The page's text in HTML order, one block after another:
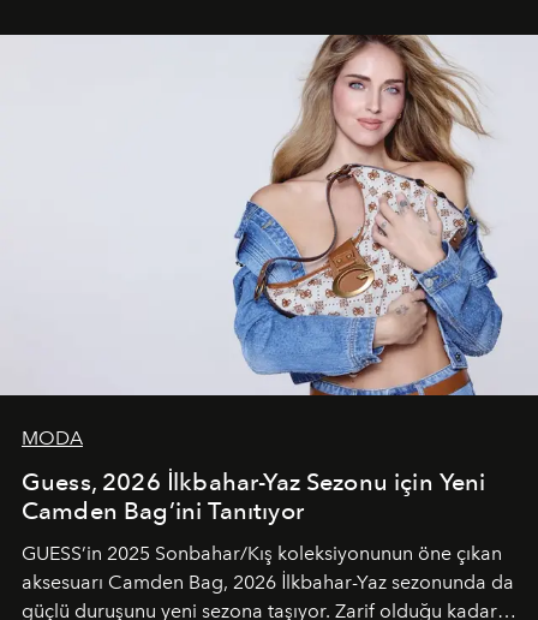
unsurlarından biri olarak öne çıkıyor.
MODA
Guess, 2026 İlkbahar-Yaz Sezonu için Yeni
Camden Bag’ini Tanıtıyor
GUESS’in 2025 Sonbahar/Kış koleksiyonunun öne çıkan
aksesuarı Camden Bag, 2026 İlkbahar-Yaz sezonunda da
güçlü duruşunu yeni sezona taşıyor. Zarif olduğu kadar